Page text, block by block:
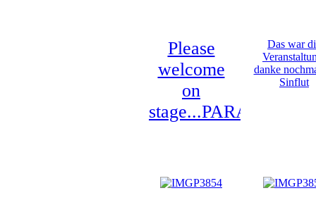
Please
welcome
on
Das war
danke
Sinflut